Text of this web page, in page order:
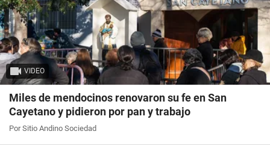
VIDEO
Miles de mendocinos renovaron su fe en San
Cayetano y pidieron por pan y trabajo
Por Sitio Andino Sociedad